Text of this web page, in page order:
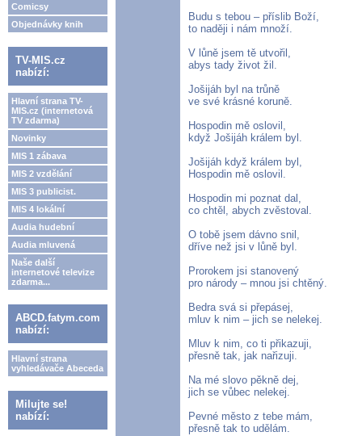
Comicsy
Objednávky knih
TV-MIS.cz
nabízí:
Hlavní strana TV-
MIS.cz (internetová
TV zdarma)
Novinky
MIS 1 zábava
MIS 2 vzdělání
MIS 3 publicist.
MIS 4 lokální
Audia hudební
Audia mluvená
Naše další
internetové televize
zdarma...
ABCD.fatym.com
nabízí:
Hlavní strana
vyhledávače Abeceda
Milujte se!
nabízí:
Budu s tebou – příslib Boží,
to naději i nám množí.
V lůně jsem tě utvořil,
abys tady život žil.
Jošijáh byl na trůně
ve své krásné koruně.
Hospodin mě oslovil,
když Jošijáh králem byl.
Jošijáh když králem byl,
Hospodin mě oslovil.
Hospodin mi poznat dal,
co chtěl, abych zvěstoval.
O tobě jsem dávno snil,
dříve než jsi v lůně byl.
Prorokem jsi stanovený
pro národy – mnou jsi chtěný.
Bedra svá si přepásej,
mluv k nim – jich se nelekej.
Mluv k nim, co ti přikazuji,
přesně tak, jak nařizuji.
Na mé slovo pěkně dej,
jich se vůbec nelekej.
Pevné město z tebe mám,
přesně tak to udělám.